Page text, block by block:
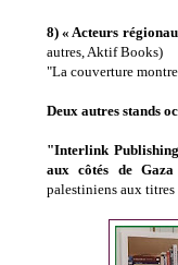
8) « Acteurs
autres, Aktif Books)
"La couverture
Deux autres stands
"Interlink Publishing
aux côtés de
palestiniens aux